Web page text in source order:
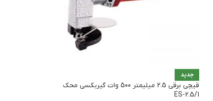
جدید
قیچی برقی 2.5 میلیمتر 500 وات گیربکسی محک
ES-2.5/1